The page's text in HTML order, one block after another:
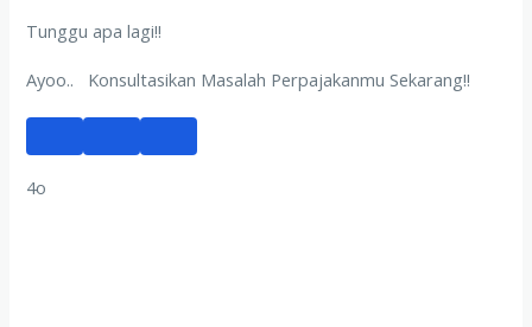
Tunggu apa lagi!!
Ayoo.. Konsultasikan Masalah Perpajakanmu Sekarang!!
4o